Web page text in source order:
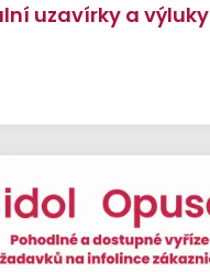
uzavírky a výluky